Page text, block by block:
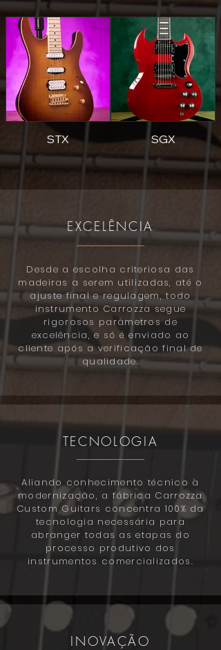
STX SGX
EXCELÊNCIA
Desde a escolha criteriosa das
madeiras a serem utilizadas, até o
ajuste final e regulagem, todo
instrumento Carrozza segue
rigorosos parâmetros de
excelência, e só é enviado ao
cliente após a verificação final de
qualidade.
TECNOLOGIA
Aliando conhecimento técnico à
modernização, a fábrica Carrozza
Custom Guitars concentra 100% da
tecnologia necessária para
abranger todas as etapas do
processo produtivo dos
instrumentos comercializados.
INOVAÇÃO